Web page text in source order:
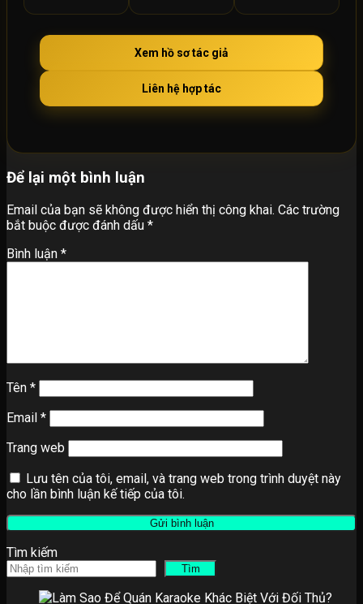
Xem hồ sơ tác giả
Liên hệ hợp tác
Để lại một bình luận
Email của bạn sẽ không được hiển thị công khai. Các trường
bắt buộc được đánh dấu *
Bình luận *
Tên *
Email *
Trang web
Lưu tên của tôi, email, và trang web trong trình duyệt này
cho lần bình luận kế tiếp của tôi.
Tìm kiếm
Tìm